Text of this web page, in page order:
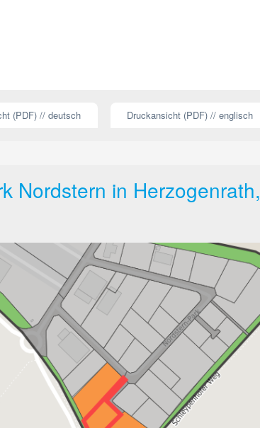
(PDF) // deutsch Druckansicht (PDF) // englisch
Nordstern in Herzogenrath,